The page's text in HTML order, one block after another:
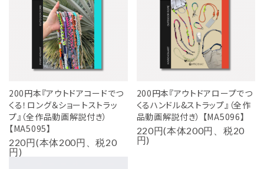
200円本『アウトドアコードでつ
くる！ロング＆ショートストラッ
プ』（全作品動画解説付き）
【MA5095】
220円(本体200円、税20
円)
200円本『アウトドアロープでつ
くるハンドル&ストラップ』（全作
品動画解説付き） 【MA5096】
220円(本体200円、税20
円)